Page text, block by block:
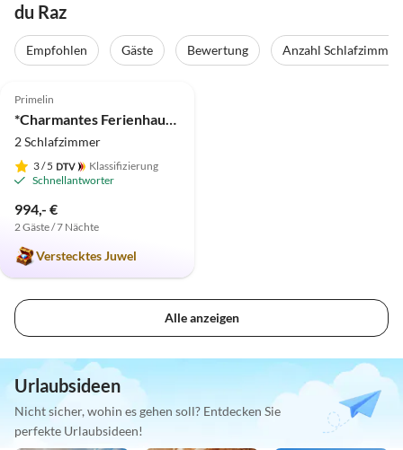
du Raz
Empfohlen Gäste Bewertung
Anzahl Schlafzimmer
Primelin
*Charmantes Ferienhaus am Meer "Maison Dodo", Hunde willkommen*
2 Schlafzimmer
3/ 5
Klassifizierung
Schnellantworter
994,- €
2 Gäste / 7 Nächte
Verstecktes Juwel
Alle anzeigen
Urlaubsideen
Nicht sicher, wohin es gehen soll? Entdecken Sie
perfekte Urlaubsideen!